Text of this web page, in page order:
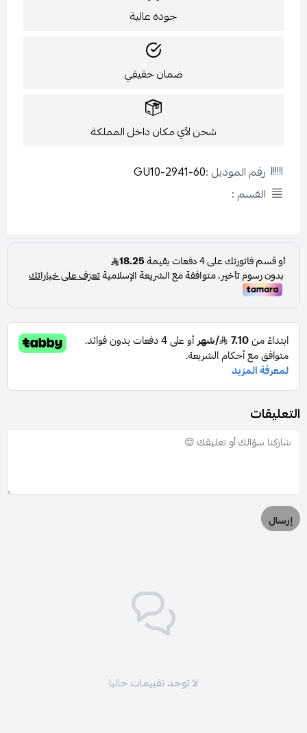
جودة عالية
ضمان حقيقي
شحن لأي مكان داخل المملكة
رقم الموديل :2941-60-GU10
القسم :
التعليقات
إرسال
لا توجد تقييمات حاليا